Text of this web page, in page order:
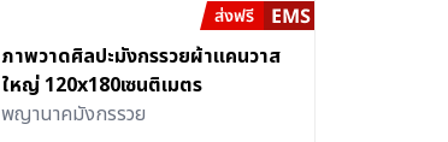
ภาพวาดศิลปะมังกรรวยผ้าแคนวาส
ใหญ่ 120x180เซนติเมตร
พญานาคมังกรรวย